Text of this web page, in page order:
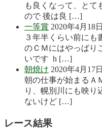
も良くなって、とて
ので 後は良 […]
一等賞 2020年4月18日
３年半くらい前にも
のＣＭにはやっぱり
いです h […]
朝焼け 2020年4月17日
朝の仕事が始まるＡ
り、幌別川にも映り
ないけど […]
レース結果